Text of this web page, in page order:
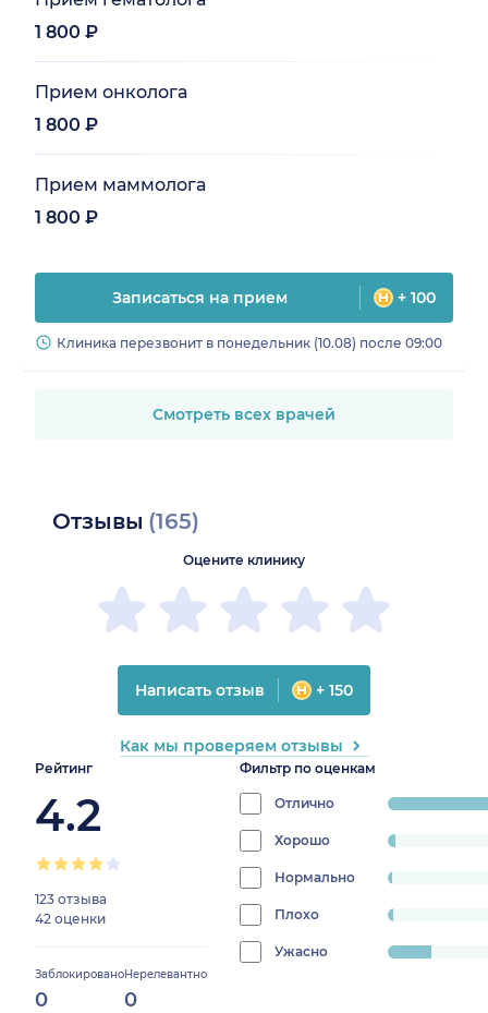
1 800 ₽
Прием онколога
1 800 ₽
Прием маммолога
1 800 ₽
Записаться на прием + 100
Клиника перезвонит в понедельник (10.08) после 09:00
Смотреть всех врачей
Отзывы (165)
Рейтинг
4.2
123 отзыва
42 оценки
Заблокировано
0
Нерелевантно
0
Фильтр по оценкам
Отличноprogress:
81.21212121212122%
Хорошо
2.4242424242424243%
Нормально
1.2121212121212122%
Плохо
progress:
Ужасно
13.333333333333334%
Оцените клинику
Написать отзыв + 150
Как мы проверяем отзывы